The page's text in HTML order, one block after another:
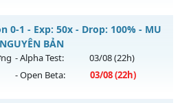
Webzen
Hạng Mới
- Mở máy chủ
0-1 - Exp: 50x - Drop: 100% - MU
BẢN
- Alpha Test: 03/08(22h)
- Open Beta: 03/08(22h)